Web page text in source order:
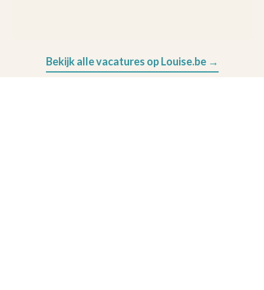
Bekijk alle vacatures op Louise.be →